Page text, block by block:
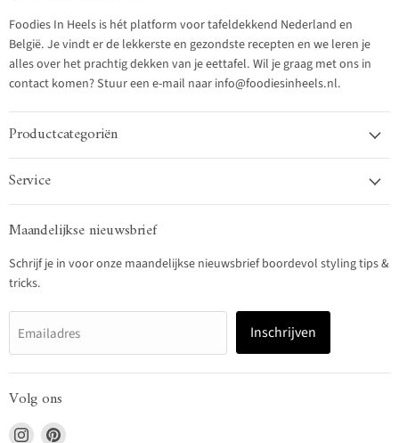
Foodies In Heels is hét platform voor tafeldekkend Nederland en
België. Je vindt er de lekkerste en gezondste recepten en we leren je
alles over het prachtig dekken van je eettafel. Wil je graag met ons in
contact komen? Stuur een e-mail naar info@foodiesinheels.nl.
Productcategoriën
Service
Maandelijkse nieuwsbrief
Schrijf je in voor onze maandelijkse nieuwsbrief boordevol styling tips &
tricks.
Emailadres Inschrijven
Volg ons
Vind Vind